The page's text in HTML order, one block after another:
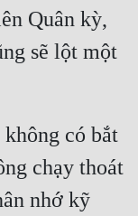
Quân kỳ,
sẽ lột một
có bắt
chạy thoát
nhớ kỹ